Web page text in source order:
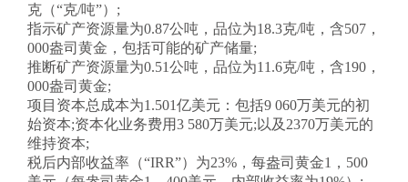
克（“克/吨”）;
指示矿产资源量为0.87公吨，品位为18.3克/吨，含507，
000盎司黄金，包括可能的矿产储量;
推断矿产资源量为0.51公吨，品位为11.6克/吨，含190，
000盎司黄金;
项目资本总成本为1.501亿美元：包括9 060万美元的初
始资本;资本化业务费用3 580万美元;以及2370万美元的
维持资本;
税后内部收益率（“IRR”）为23%，每盎司黄金1，500